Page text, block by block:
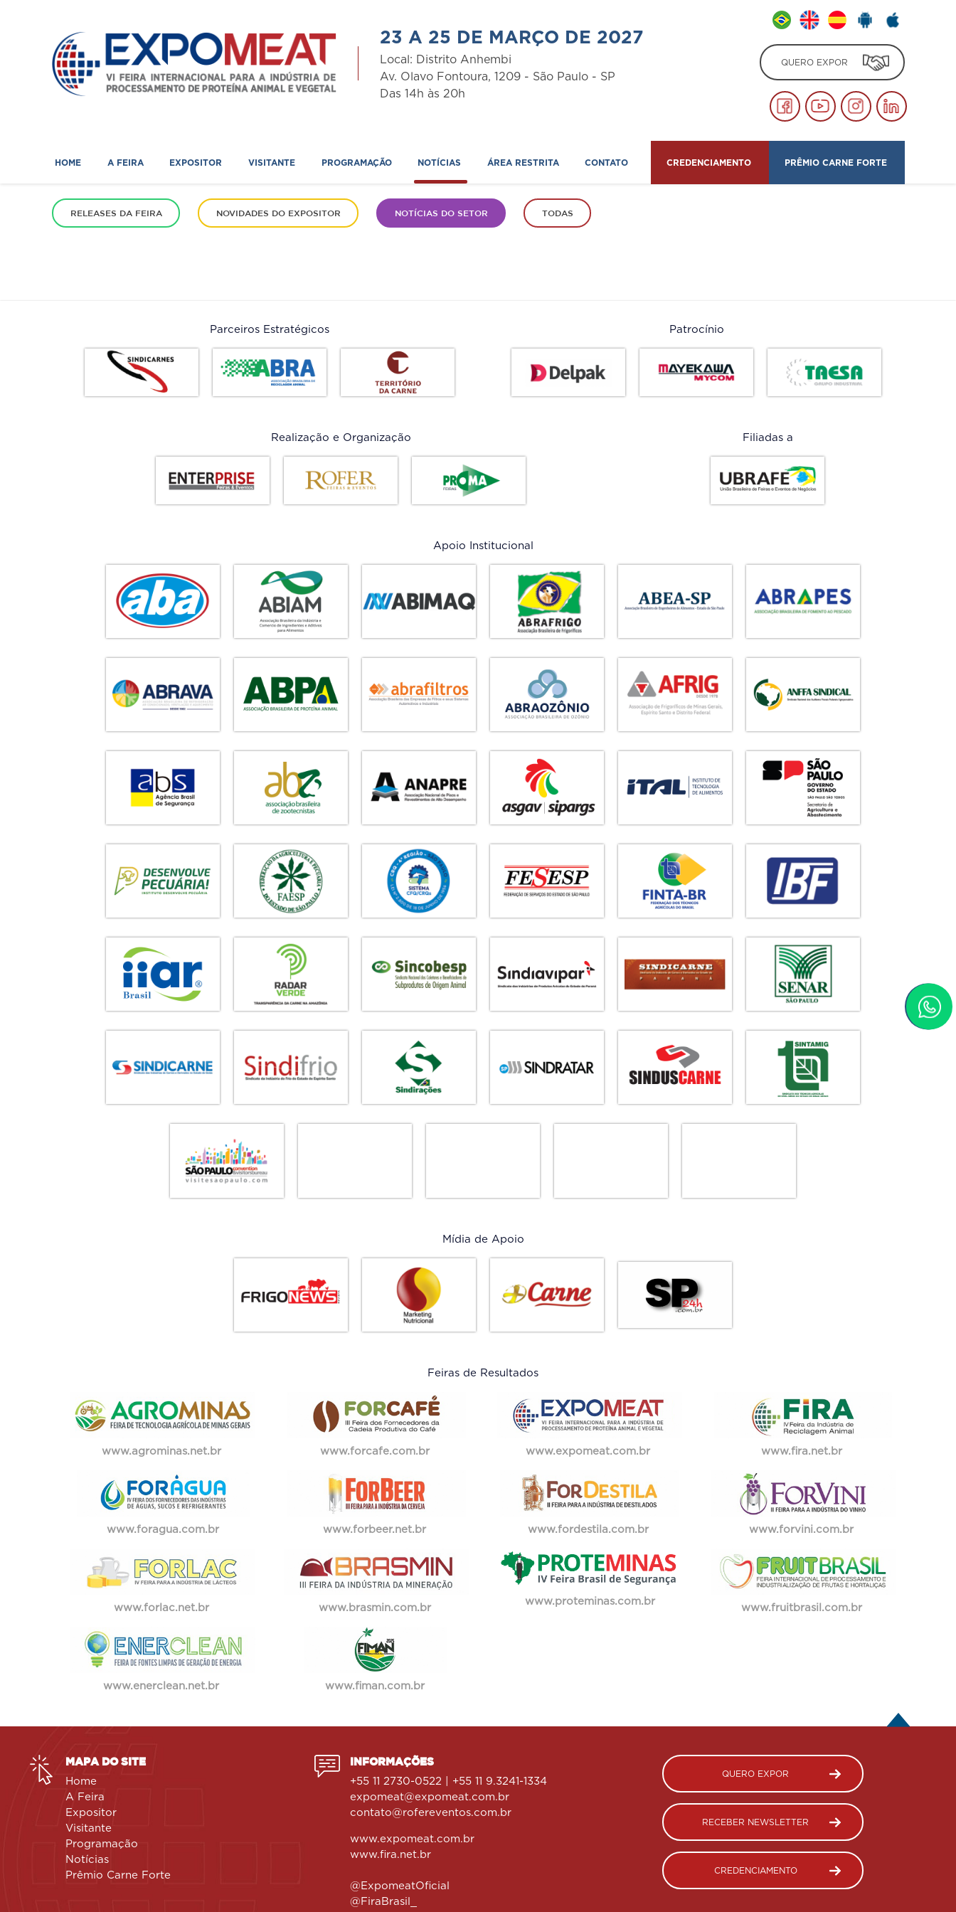
23 A 25 DE MARÇO DE 2027
Local: Distrito Anhembi
Av. Olavo Fontoura, 1209 - São Paulo - SP
Das 14h às 20h
QUERO EXPOR
HOME A FEIRA EXPOSITOR VISITANTE PROGRAMAÇÃO NOTÍCIAS ÁREA RESTRITA CONTATO PRÊMIO CARNE FORTE
CREDENCIAMENTO
VISITANTE PROGRAMAÇÃO NOTÍCIAS ÁREA RESTRITA CONTATO PRÊMIO CARNE FORTE CREDENCIAMENTO
RELEASES DA FEIRA NOVIDADES DO EXPOSITOR NOTÍCIAS DO SETOR TODAS
Parceiros Estratégicos Patrocínio
Realização e Organização Filiadas a
Apoio Institucional
Mídia de Apoio
Feiras de Resultados
www.agrominas.net.br www.forcafe.com.br www.expomeat.com.br www.fira.net.br
www.foragua.com.br www.forbeer.net.br www.fordestila.com.br www.forvini.com.br
www.forlac.net.br www.brasmin.com.br
www.proteminas.com.br
www.fruitbrasil.com.br
www.enerclean.net.br www.fiman.com.br
MAPA DO SITE
Home
A Feira
Expositor
Visitante
Programação
Notícias
Prêmio Carne Forte
INFORMAÇÕES
+55 11 2730-0522 | +55 11 9.3241-1334
expomeat@expomeat.com.br
contato@rofereventos.com.br
www.expomeat.com.br
www.fira.net.br
@ExpomeatOficial
@FiraBrasil_
QUERO EXPOR
RECEBER NEWSLETTER
CREDENCIAMENTO